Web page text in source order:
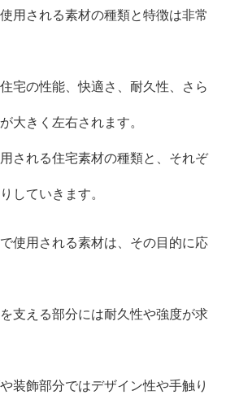
用される素材の種類と特徴は非常
宅の性能、快適さ、耐久性、さら
大きく左右されます。
される住宅素材の種類と、それぞ
していきます。
使用される素材は、その目的に応
支える部分には耐久性や強度が求
装飾部分ではデザイン性や手触り